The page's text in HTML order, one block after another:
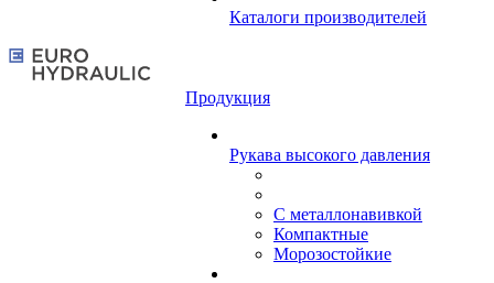
Каталоги производителей
Продукция
Рукава высокого давления
С металлонавивкой
Компактные
Морозостойкие